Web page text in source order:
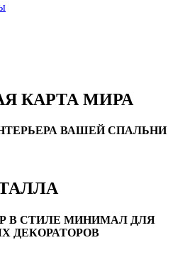
КАРТА МИРА
ВАШЕЙ СПАЛЬНИ
В СТИЛЕ МИНИМАЛ ДЛЯ
ДЕКОРАТОРОВ